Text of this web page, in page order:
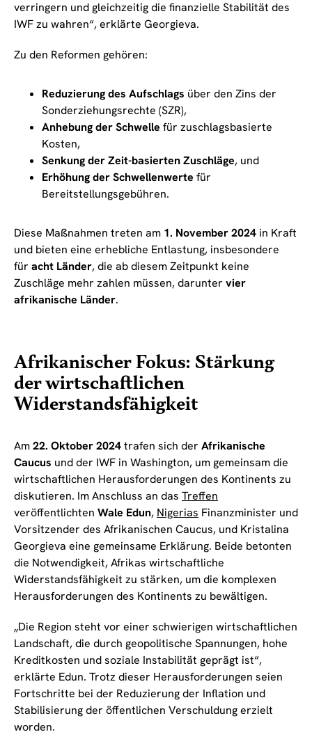
verringern und gleichzeitig die finanzielle Stabilität des
IWF zu wahren“, erklärte Georgieva.
Zu den Reformen gehören:
Reduzierung des Aufschlags über den Zins der
Sonderziehungsrechte (SZR),
Anhebung der Schwelle für zuschlagsbasierte
Kosten,
Senkung der Zeit-basierten Zuschläge, und
Erhöhung der Schwellenwerte für
Bereitstellungsgebühren.
Diese Maßnahmen treten am 1. November 2024 in Kraft
und bieten eine erhebliche Entlastung, insbesondere
für acht Länder, die ab diesem Zeitpunkt keine
Zuschläge mehr zahlen müssen, darunter vier
afrikanische Länder.
Afrikanischer Fokus: Stärkung
der wirtschaftlichen
Widerstandsfähigkeit
Am22. Oktober 2024trafen sich der Afrikanische
Caucus und der IWF in Washington, um gemeinsam die
wirtschaftlichen Herausforderungen des Kontinents zu
diskutieren. Im Anschluss an das Treffen
veröffentlichten Wale Edun, Nigerias Finanzminister und
Vorsitzender des Afrikanischen Caucus, und Kristalina
Georgieva eine gemeinsame Erklärung. Beide betonten
die Notwendigkeit, Afrikas wirtschaftliche
Widerstandsfähigkeit zu stärken, um die komplexen
Herausforderungen des Kontinents zu bewältigen.
„Die Region steht vor einer schwierigen wirtschaftlichen
Landschaft, die durch geopolitische Spannungen, hohe
Kreditkosten und soziale Instabilität geprägt ist“,
erklärte Edun. Trotz dieser Herausforderungen seien
Fortschritte bei der Reduzierung der Inflation und
Stabilisierung der öffentlichen Verschuldung erzielt
worden.